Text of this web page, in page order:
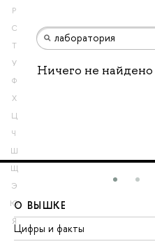
Р
С
Т
У
Ф
Х
Ц
Ч
Ш
Щ
Э
Ю
Я
Ничего не найдено
О ВЫШКЕ
Цифры и факты